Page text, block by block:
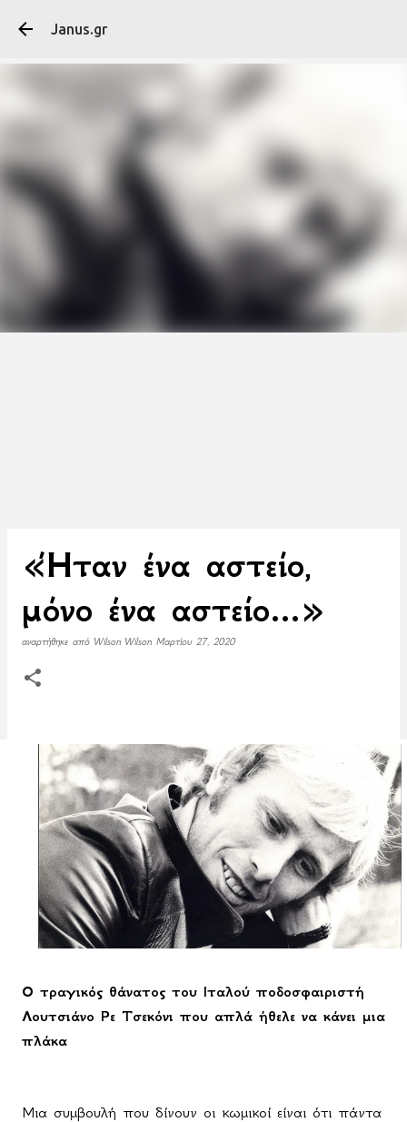
Janus.gr
«Ήταν ένα αστείο,
μόνο ένα αστείο...»
αναρτήθηκε από Wilson Wilson Μαρτίου 27, 2020
Ο τραγικός θάνατος του Ιταλού ποδοσφαιριστή
Λουτσιάνο Ρε Τσεκόνι που απλά ήθελε να κάνει μια
πλάκα
Μια συμβουλή που δίνουν οι κωμικοί είναι ότι πάντα